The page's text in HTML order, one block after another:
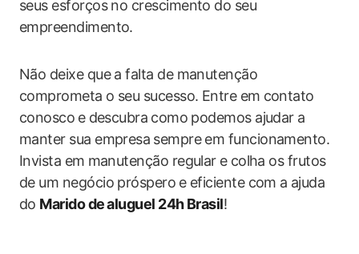
seus esforços‌ no crescimento ‍do‍ seu
empreendimento.
Não deixe que a falta de‌ manutenção
comprometa o seu sucesso. Entre em ⁣contato
conosco ⁣e ⁣descubra⁢ como​ podemos ajudar a
manter sua empresa⁢ sempre em funcionamento.
Invista em ⁢manutenção regular ⁢e colha ‍os frutos
de um negócio próspero ⁤e eficiente com ⁤a ajuda
‍do Marido de ⁤aluguel ​24h Brasil!